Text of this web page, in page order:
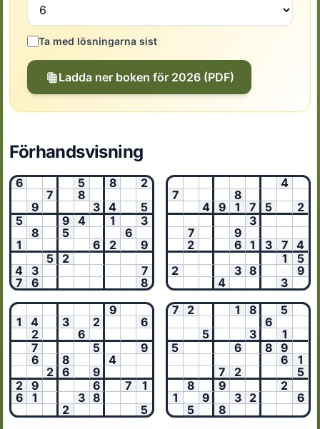
Ta med lösningarna sist
Ladda ner boken för 2026 (PDF)
Förhandsvisning
6 5 8
2
7
8
9
3 4
5
5
9 4 1
3
8
5
6
1
6 2
9
5
2
4
3
7
7
6 8
4
7
8
4
9 1 7 5
2
3
7
9
2
6 1 3 7
4
1
5
2
3 8
9
4
3
9
1
4 3 2
6
2
6
7
5
9
6
8
4
2
6
9
2
9 6 7
1
6
1 3 8
2
5
7 2 1 8
5
6
5
3
1
5
6 8
9
6
1
7
2
5
8
9
2
1
9 3 2
6
5
8